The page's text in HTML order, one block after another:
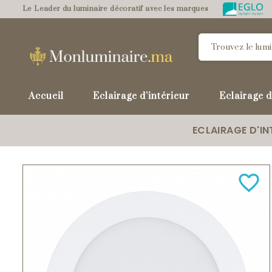
Le Leader du luminaire décoratif avec les marques
Accueil Eclairage d'intérieur Eclairage
ECLAIRAGE
favorite_border